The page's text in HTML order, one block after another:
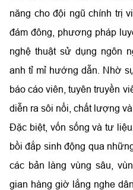
năng cho đội ngũ chính trị
đám đông, phương pháp
nghệ thuật sử dụng ngôn
anh tỉ mỉ hướng dẫn. Nhờ
báo cáo viên, tuyên truyền
diễn ra sôi nổi, chất lượng
Đặc biệt, vốn sống và tư
bồi đắp sinh động qua
các bản làng vùng sâu,
gian hàng giờ lắng nghe